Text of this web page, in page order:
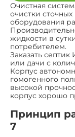
Очистная
очистки
оборудования
жидкости в
потребителем.
Заказать
или дачи с
Корпус
гомогенного
высокой
корпус хорошо
Принцип
7